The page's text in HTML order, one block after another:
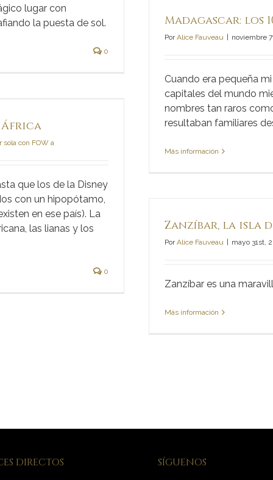
lugar con
la puesta de sol.
0
Madagascar: los
PorAlice Fauveau noviembre
Cuando era pequeña
capitales del mundo
nombres tan raros
resultaban familiares
Más información
África
sola con FOW a
que los de la Disney
con un hipopótamo,
en ese país). La
las lianas y los
0
Zanzíbar, la isla
PorAlice Fauveau mayo 31st,
Zanzíbar es una
Más información
DIRECTOS SÍGUENOS